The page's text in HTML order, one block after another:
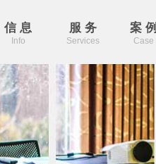
信 息
Info
服 务
Services
案 例
Case